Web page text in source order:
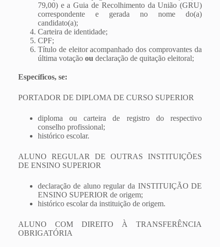
79,00) e a Guia de Recolhimento da União (GRU)
correspondente e gerada no nome do(a)
candidato(a);
Carteira de identidade;
CPF;
Título de eleitor acompanhado dos comprovantes da
última votação ou declaração de quitação eleitoral;
Específicos, se:
PORTADOR DE DIPLOMA DE CURSO SUPERIOR
diploma ou carteira de registro do respectivo
conselho profissional;
histórico escolar.
ALUNO REGULAR DE OUTRAS INSTITUIÇÕES
DE ENSINO SUPERIOR
declaração de aluno regular da INSTITUIÇÃO DE
ENSINO SUPERIOR de origem;
histórico escolar da instituição de origem.
ALUNO COM DIREITO À TRANSFERÊNCIA
OBRIGATÓRIA